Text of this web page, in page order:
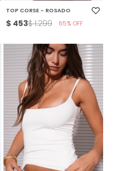
TOP CORSE - ROSADO
$ 453$1.299 65